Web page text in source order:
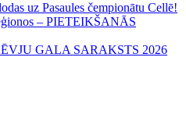
uz Pasaules čempionātu Cellē!
– PIETEIKŠANĀS
GALA SARAKSTS 2026